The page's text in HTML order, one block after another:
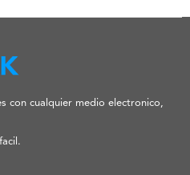
con cualquier medio electronico,